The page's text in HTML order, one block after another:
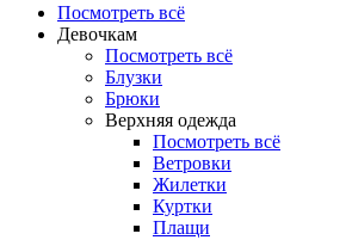
Посмотреть всё
Девочкам
Посмотреть всё
Блузки
Брюки
Верхняя одежда
Посмотреть всё
Ветровки
Жилетки
Куртки
Плащи